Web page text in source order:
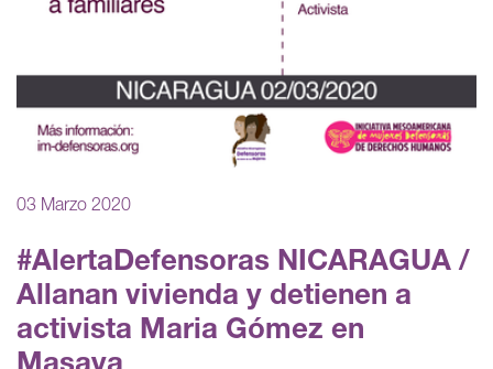
03 Marzo 2020
#AlertaDefensoras NICARAGUA /
Allanan vivienda y detienen a
activista Maria Gómez en